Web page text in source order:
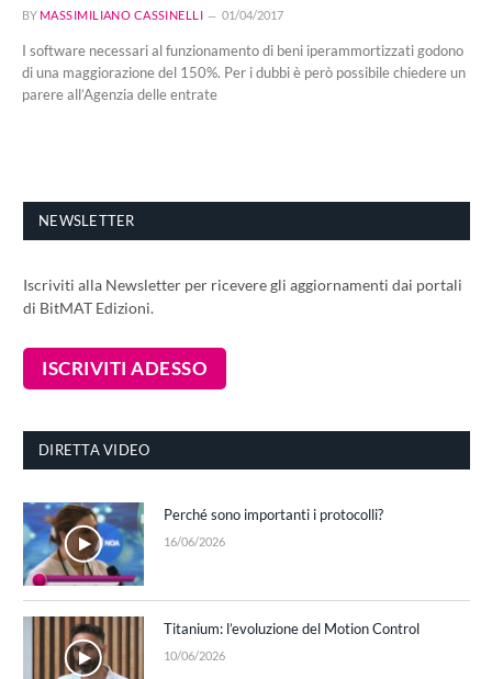
BY MASSIMILIANO CASSINELLI 01/04/2017
I software necessari al funzionamento di beni iperammortizzati godono
di una maggiorazione del 150%. Per i dubbi è però possibile chiedere un
parere all’Agenzia delle entrate
NEWSLETTER
Iscriviti alla Newsletter per ricevere gli aggiornamenti dai portali
di BitMAT Edizioni.
DIRETTA VIDEO
Perché sono importanti i protocolli?
16/06/2026
Titanium: l’evoluzione del Motion Control
10/06/2026